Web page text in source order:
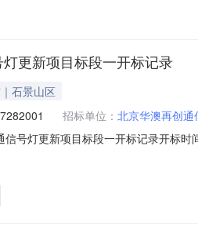
更新项目标段一开标记录
石景山区
招标单位： 北京华澳再创
信号灯更新项目标段一开标记录开标
投标人名称: